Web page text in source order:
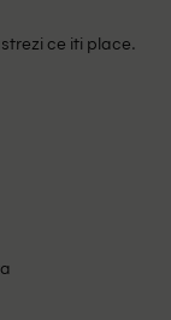
ce iti place.